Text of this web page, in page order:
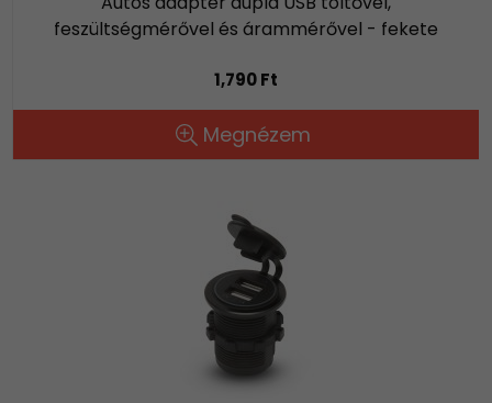
feszültségmérővel és árammérővel - fekete
1,790 Ft
Megnézem